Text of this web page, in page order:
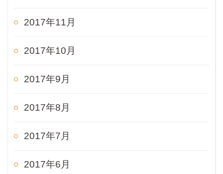
2017年11月
2017年10月
2017年9月
2017年8月
2017年7月
2017年6月